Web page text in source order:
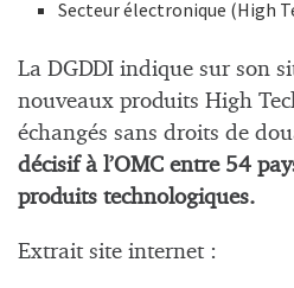
Secteur électronique (High
La DGDDI indique sur son
nouveaux produits High
échangés sans droits de
décisif à l’OMC entre 54
produits technologiques.
Extrait site internet :